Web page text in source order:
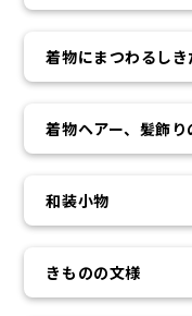
着物にまつわるし
着物ヘアー、髪飾り
和装小物
きものの文様